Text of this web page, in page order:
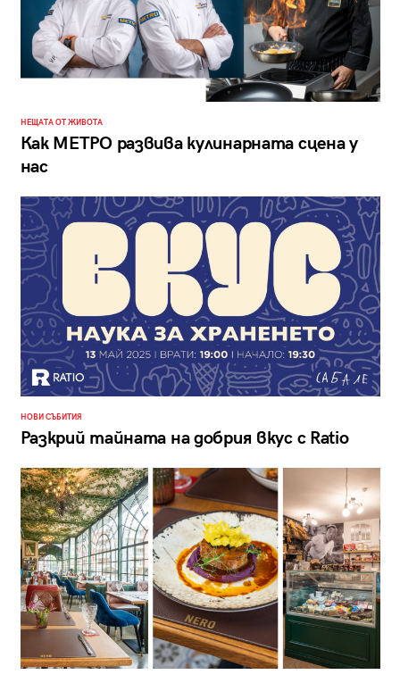
НЕЩАТА ОТ ЖИВОТА
Как МЕТРО развива кулинарната сцена у
нас
НОВИ СЪБИТИЯ
Разкрий тайната на добрия вкус с Ratio